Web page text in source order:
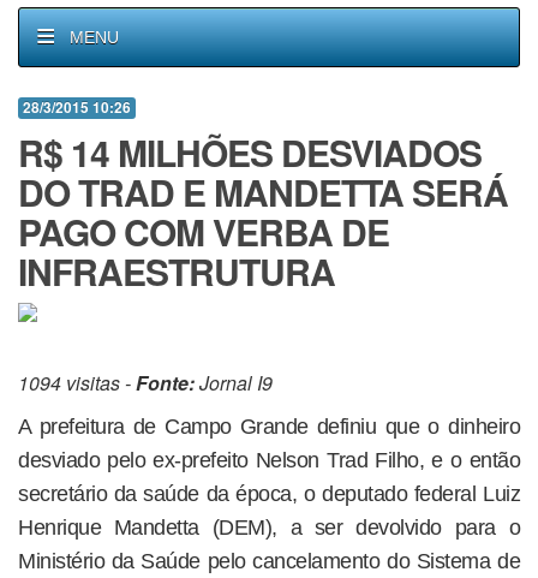
MENU
28/3/2015 10:26
R$ 14 MILHÕES DESVIADOS
DO TRAD E MANDETTA SERÁ
PAGO COM VERBA DE
INFRAESTRUTURA
1094 visitas -Fonte:Jornal I9
A prefeitura de Campo Grande definiu que o dinheiro
desviado pelo ex-prefeito Nelson Trad Filho, e o então
secretário da saúde da época, o deputado federal Luiz
Henrique Mandetta (DEM), a ser devolvido para o
Ministério da Saúde pelo cancelamento do Sistema de